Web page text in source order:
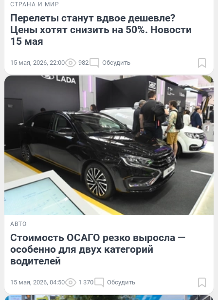
СТРАНА И МИР
Перелеты станут вдвое дешевле?
Цены хотят снизить на 50%. Новости
15 мая
15 мая, 2026, 22:00 982 Обсудить
АВТО
Стоимость ОСАГО резко выросла —
особенно для двух категорий
водителей
15 мая, 2026, 04:50 1 370 Обсудить